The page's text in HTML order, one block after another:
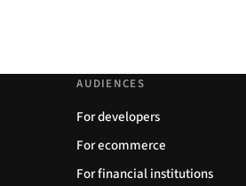
AUDIENCES
For developers
For ecommerce
For financial institutions